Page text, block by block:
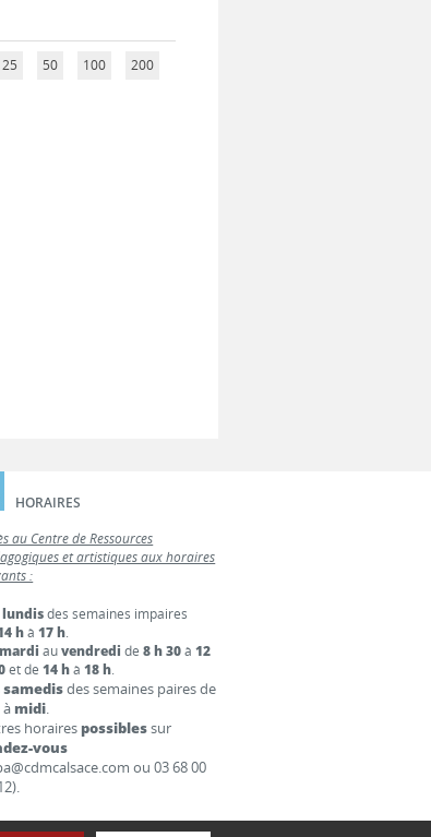
25 50 100 200
HORAIRES
au Centre de Ressources
et artistiques aux horaires
:
lundisdes semaines impaires
hà17 h.
mardi auvendredi de8 h 30à12
et de14 hà18 h.
samedisdes semaines paires de
à midi.
horaires possiblessur
vous
ou 03 68 00